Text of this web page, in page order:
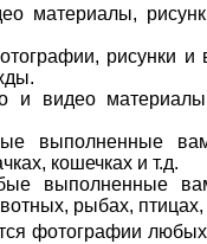
материалы,
рисунки и
и видео
выполненные
кошечках и т.д.
выполненные
рыбах, птицах,
фотографии